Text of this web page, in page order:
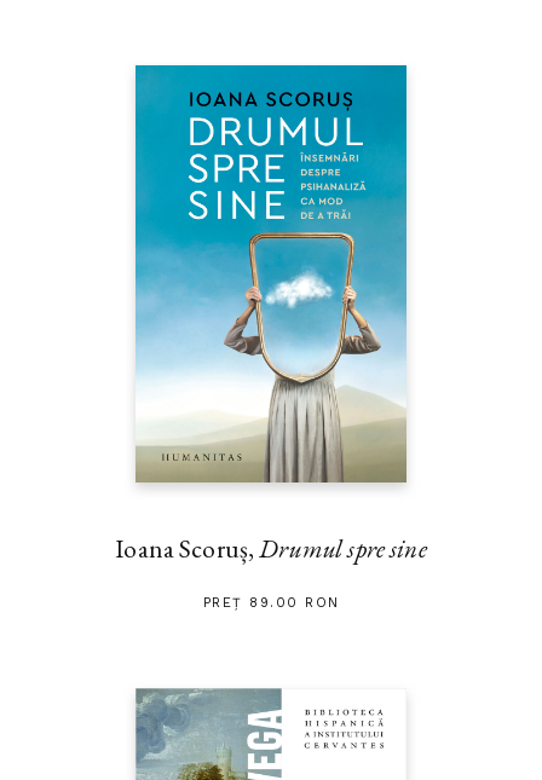
Ioana Scoruș,Drumul spre sine
PREȚ 89.00 RON